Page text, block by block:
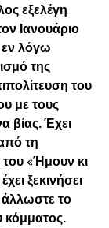
εξελέγη
Ιανουάριο
λόγω
της
του
με τους
βίας. Έχει
τη
«Ήμουν κι
ξεκινήσει
άλλωστε το
κόμματος.